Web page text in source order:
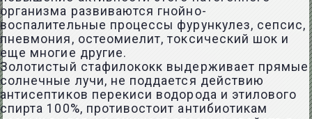
организма развиваются гнойно-
воспалительные процессы фурункулез, сепсис,
пневмония, остеомиелит, токсический шок и
еще многие другие.
Золотистый стафилококк выдерживает прямые
солнечные лучи, не поддается действию
антисептиков перекиси водорода и этилового
спирта 100%, противостоит антибиотикам